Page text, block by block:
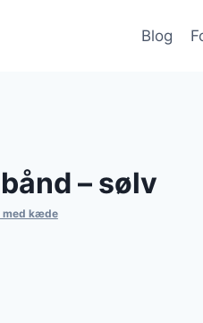
Blog
– sølv
med kæde